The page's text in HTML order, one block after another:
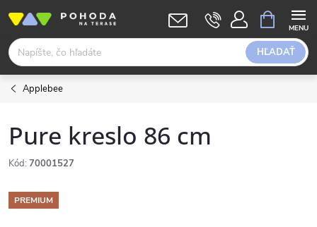
obsah
HĽADAŤ
KOŠÍK
Applebee
Pure kreslo 86 cm
Kód: 70001527
PREMIUM